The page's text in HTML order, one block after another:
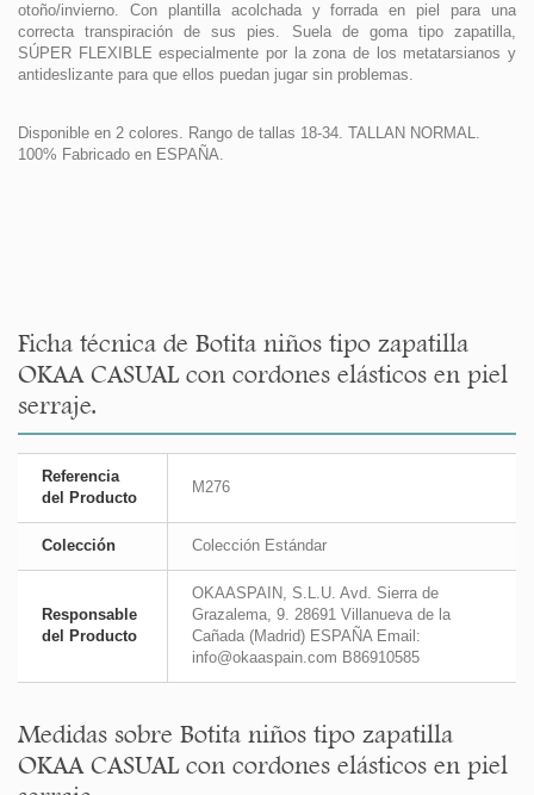
otoño/invierno. Con plantilla acolchada y forrada en piel para una
correcta transpiración de sus pies. Suela de goma tipo zapatilla,
SÚPER FLEXIBLE especialmente por la zona de los metatarsianos y
antideslizante para que ellos puedan jugar sin problemas.
Disponible en 2 colores. Rango de tallas 18-34. TALLAN NORMAL.
100% Fabricado en ESPAÑA.
Ficha técnica de Botita niños tipo zapatilla
OKAA CASUAL con cordones elásticos en piel
serraje.
Referencia
del Producto
M276
Colección Colección Estándar
Responsable
del Producto
OKAASPAIN, S.L.U. Avd. Sierra de
Grazalema, 9. 28691 Villanueva de la
Cañada (Madrid) ESPAÑA Email:
info@okaaspain.com B86910585
Medidas sobre Botita niños tipo zapatilla
OKAA CASUAL con cordones elásticos en piel